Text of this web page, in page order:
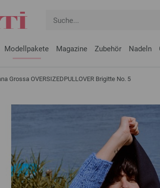
Modellpakete Magazine Zubehör Nadeln
Grossa OVERSIZEDPULLOVER Brigitte No. 5